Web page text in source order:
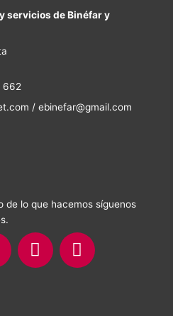
servicios de Binéfar y
662
/ ebinefar@gmail.com
de lo que hacemos síguenos
T
w
Y
o